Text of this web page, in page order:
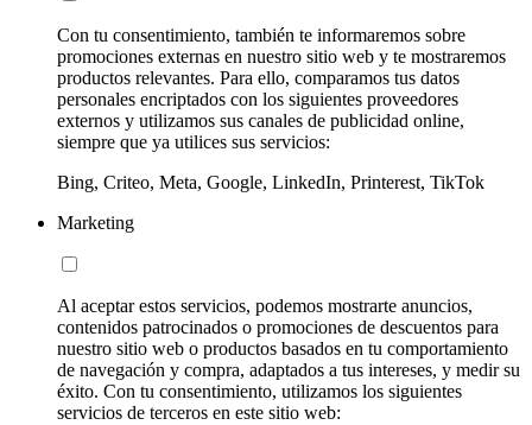
Con tu consentimiento, también te informaremos sobre
promociones externas en nuestro sitio web y te mostraremos
productos relevantes. Para ello, comparamos tus datos
personales encriptados con los siguientes proveedores
externos y utilizamos sus canales de publicidad online,
siempre que ya utilices sus servicios:
Bing, Criteo, Meta, Google, LinkedIn, Printerest, TikTok
Marketing
Al aceptar estos servicios, podemos mostrarte anuncios,
contenidos patrocinados o promociones de descuentos para
nuestro sitio web o productos basados en tu comportamiento
de navegación y compra, adaptados a tus intereses, y medir su
éxito. Con tu consentimiento, utilizamos los siguientes
servicios de terceros en este sitio web: